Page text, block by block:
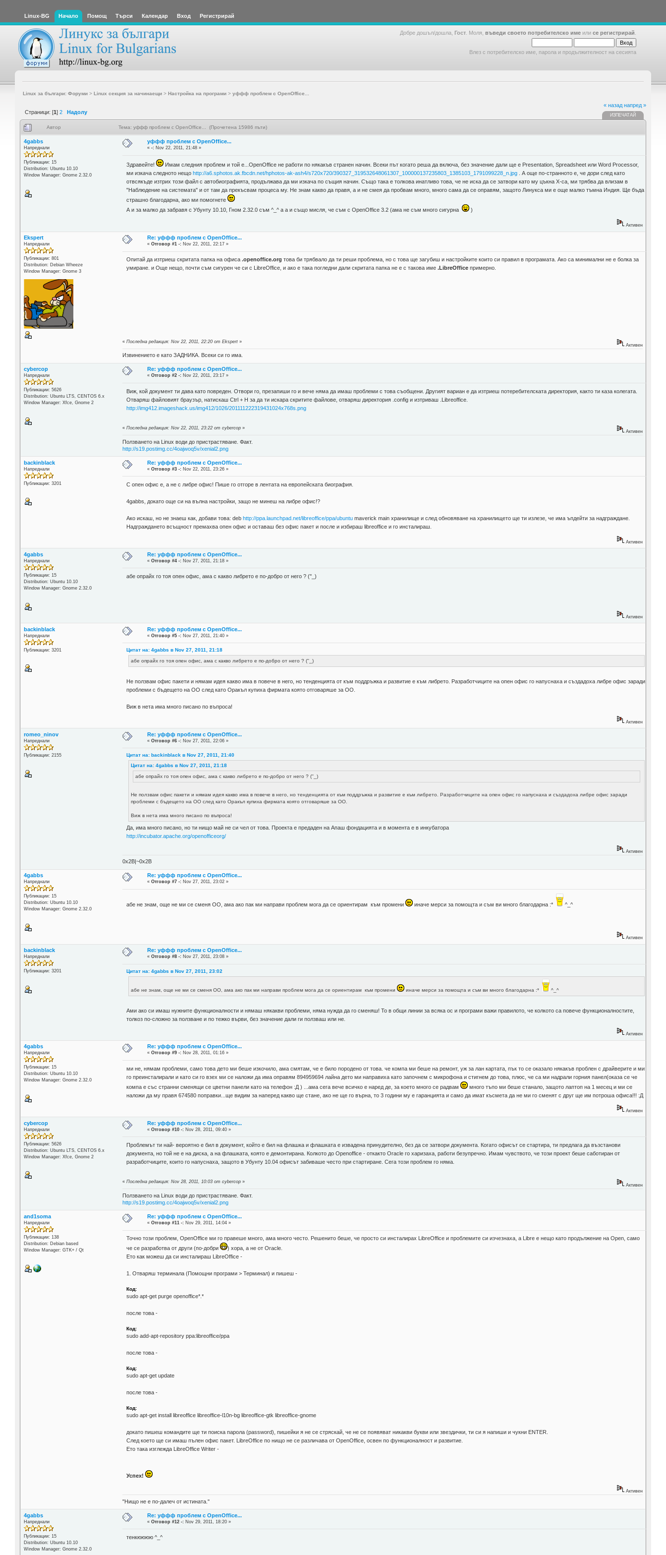
Linux-BG Начало Помощ Търси Календар Вход Регистрирай
Добре дошъл/дошла, Гост . Моля, въведи своето потребителско име или се регистрирай
Влез с потребителско име, парола и продължителност на сесията
Linux за българи: Форуми> Linux секция за начинаещи> Настройка на програми> уффф проблем с OpenOffice...
Страници: [1] 2 Надолу
« назад напред »
ИЗПЕЧАТАЙ
Автор Тема: уффф проблем с OpenOffice... (Прочетена 15986 пъти)
4gabbs
Напреднали
Публикации: 15
Distribution: Ubuntu 10.10
Window Manager: Gnome 2.32.0
уффф проблем с OpenOffice...
«-: Nov 22, 2011, 21:48 »
Здравейте!
Имам следния проблем и той е...OpenOffice не работи по някакъв странен начин. Всеки път когато реша да включа, без значение дали ще е Presentation, Spreadsheet или Word Processor,
ми изкача следното нещо http://a6.sphotos.ak.fbcdn.net/hphotos-ak-ash4/s720x720/390327_319532648061307_100000137235803_1385103_1791099228_n.jpg . А още по-странното е, че дори след като
отвсякъде изтрих този файл с автобиографията, продължава да ми изкача по същия начин. Също така е толкова инатливо това, че не иска да се затвори като му цъкна Х-са, ми трябва да влизам в
"Наблюдение на системата" и от там да прекъсвам процеса му. Не знам какво да правя, а и не смея да пробвам много, много сама да се оправям, защото Линукса ми е още малко тъмна Индия. Ще бъда
страшно благодарна, ако ми помогнете
А и за малко да забравя с Убунту 10.10, Гном 2.32.0 съм ^_^ а а и също мисля, че съм с OpenOffice 3.2 (ама не съм много сигурна
)
Активен
Ekspert
Напреднали
Публикации: 801
Distribution: Debian Wheeze
Window Manager: Gnome 3
Re: уффф проблем с OpenOffice...
«Отговор #1 -: Nov 22, 2011, 22:17 »
Опитай да изтриеш скритата папка на офиса.openoffice.org това би трябвало да ти реши проблема, но с това ще загубиш и настройките които си правил в програмата. Ако са минимални не е болка за
умиране. и Още нещо, почти съм сигурен че си с LibreOffice, и ако е така погледни дали скритата папка не е с такова име.LibreOffice примерно.
«Последна редакция: Nov 22, 2011, 22:20 от Ekspert »
Активен
Извинението е като ЗАДНИКА. Всеки си го има.
cybercop
Напреднали
Публикации: 5626
Distribution: Ubuntu LTS, CENTOS 6.x
Window Manager: Xfce, Gnome 2
Re: уффф проблем с OpenOffice...
«Отговор #2 -: Nov 22, 2011, 23:17 »
Виж, кой документ ти дава като повреден. Отвори го, презапиши го и вече няма да имаш проблеми с това съобщени. Другият вариан е да изтриеш потеребителската директория, както ти каза колегата.
Отваряш файловият браузър, натискаш Ctrl + H за да ти искара скритите файлове, отваряш директория .config и изтриваш .Libreoffice.
http://img412.imageshack.us/img412/1026/201111222319431024x768s.png
«Последна редакция: Nov 22, 2011, 23:22 от cybercop »
Активен
Ползването на Linux води до пристрастяване. Факт.
http://s19.postimg.cc/4oajwoq5v/xenial2.png
backinblack
Напреднали
Публикации: 3201
Re: уффф проблем с OpenOffice...
«Отговор #3 -: Nov 22, 2011, 23:26 »
С опен офис е, а не с либре офис! Пише го отгоре в лентата на европейската биография.
4gabbs, докато още си на вълна настройки, защо не минеш на либре офис!?
Ако искаш, но не знаеш как, добави това: debhttp://ppa.launchpad.net/libreoffice/ppa/ubuntu maverick main хранилище и след обновяване на хранилището ще ти излезе, че има ъпдейти за надграждане.
Надграждането всъщност премахва опен офис и оставаш без офис пакет и после и избираш libreoffice и го инсталираш.
Активен
4gabbs
Напреднали
Публикации: 15
Distribution: Ubuntu 10.10
Window Manager: Gnome 2.32.0
Re: уффф проблем с OpenOffice...
«Отговор #4 -: Nov 27, 2011, 21:18 »
абе опрайх го тоя опен офис, ама с какво либрето е по-добро от него ? (''_)
Активен
backinblack
Напреднали
Публикации: 3201
Re: уффф проблем с OpenOffice...
«Отговор #5 -: Nov 27, 2011, 21:40 »
Цитат на: 4gabbs в Nov 27, 2011, 21:18
абе опрайх го тоя опен офис, ама с какво либрето е по-добро от него ? (''_)
Не ползвам офис пакети и нямам идея какво има в повече в него, но тенденцията от към поддръжка и развитие е към либрето. Разработчиците на опен офис го напуснаха и създадоха либре офис заради
проблеми с бъдещето на ОО след като Оракъл купиха фирмата която отговаряше за ОО.
Виж в нета има много писано по въпроса!
Активен
romeo_ninov
Напреднали
Публикации: 2155
Re: уффф проблем с OpenOffice...
«Отговор #6 -: Nov 27, 2011, 22:06 »
Цитат на: backinblack в Nov 27, 2011, 21:40
Цитат на: 4gabbs в Nov 27, 2011, 21:18
абе опрайх го тоя опен офис, ама с какво либрето е по-добро от него ? (''_)
Не ползвам офис пакети и нямам идея какво има в повече в него, но тенденцията от към поддръжка и развитие е към либрето. Разработчиците на опен офис го напуснаха и създадоха либре офис заради
проблеми с бъдещето на ОО след като Оракъл купиха фирмата която отговаряше за ОО.
Виж в нета има много писано по въпроса!
Да, има много писано, но ти нищо май не си чел от това. Проекта е предаден на Апаш фондацията и в момента е в инкубатора
http://incubator.apache.org/openofficeorg/
Активен
0x2B|~0x2B
4gabbs
Напреднали
Публикации: 15
Distribution: Ubuntu 10.10
Window Manager: Gnome 2.32.0
Re: уффф проблем с OpenOffice...
«Отговор #7 -: Nov 27, 2011, 23:02 »
абе не знам, още не ми се сменя ОО, ама ако пак ми направи проблем мога да се ориентирам към промени иначе мерси за помощта и съм ви много благодарна :* ^_^
Активен
backinblack
Напреднали
Публикации: 3201
Re: уффф проблем с OpenOffice...
«Отговор #8 -: Nov 27, 2011, 23:08 »
Цитат на: 4gabbs в Nov 27, 2011, 23:02
абе не знам, още не ми се сменя ОО, ама ако пак ми направи проблем мога да се ориентирам към промени иначе мерси за помощта и съм ви много благодарна :* ^_^
Ами ако си имаш нужните функционалности и нямаш някакви проблеми, няма нужда да го сменяш! То в общи линии за всяка ос и програми важи правилото, че колкото са повече функционалностите,
толкоз по-сложно за ползване и по тежко върви, без значение дали ги ползваш или не.
Активен
4gabbs
Напреднали
Публикации: 15
Distribution: Ubuntu 10.10
Window Manager: Gnome 2.32.0
Re: уффф проблем с OpenOffice...
«Отговор #9 -: Nov 28, 2011, 01:16 »
ми не, нямам проблеми, само това дето ми беше изкочило, ама смятам, че е било породено от това. че компа ми беше на ремонт, уж за лан картата, пък то се оказало някакъв проблен с драйверите и ми
го преинсталирали и като си го взех ми се наложи да има оправям 894959694 лайна дето ми направиха като започнем с микрофона и стигнем до това, плюс, че са ми надрали горния панел(оказа се че
компа е със странни сменящи се цветни панели като на телефон :Д ) ...ама сега вече всичко е наред де, за което много се радвам
много тъпо ми беше станало, защото лаптоп на 1 месец и ми се
наложи да му правя 674580 поправки...ще видим за наперед какво ще стане, ако не ще го върна, то 3 години му е гаранцията и само да имат късмета да не ми го сменят с друг ще им потроша офиса!!! :Д
Активен
cybercop
Напреднали
Публикации: 5626
Distribution: Ubuntu LTS, CENTOS 6.x
Window Manager: Xfce, Gnome 2
Re: уффф проблем с OpenOffice...
«Отговор #10 -: Nov 28, 2011, 09:40 »
Проблемът ти най- вероятно е бил в документ, който е бил на флашка и флашката е извадена принудително, без да се затвори документа. Когато офисът се стартира, ти предлага да възстанови
документа, но той не е на диска, а на флашката, която е демонтирана. Колкото до Openoffice - откакто Oracle го харизаха, работи безупречно. Имам чувството, че този проект беше саботиран от
разработчиците, които го напуснаха, защото в Убунту 10.04 офисът забиваше често при стартиране. Сега този проблем го няма.
«Последна редакция: Nov 28, 2011, 10:03 от cybercop »
Активен
Ползването на Linux води до пристрастяване. Факт.
http://s19.postimg.cc/4oajwoq5v/xenial2.png
and1soma
Напреднали
Публикации: 138
Distribution: Debian based
Window Manager: GTK+ / Qt
Re: уффф проблем с OpenOffice...
«Отговор #11 -: Nov 29, 2011, 14:04 »
Точно този проблем, OpenOffice ми го правеше много, ама много често. Решенито беше, че просто си инсталирах LibreOffice и проблемите си изчезнаха, а Libre е нещо като продължение на Open, само
че се разработва от други (по-добри
) хора, а не от Oracle.
Ето как можеш да си инсталираш LibreOffice -
1. Отваряш терминала (Помощни програми > Терминал) и пишеш -
Код:
sudo apt-get purge openoffice*.*
после това -
Код:
sudo add-apt-repository ppa:libreoffice/ppa
после това -
Код:
sudo apt-get update
после това -
Код:
sudo apt-get install libreoffice libreoffice-l10n-bg libreoffice-gtk libreoffice-gnome
докато пишеш командите ще ти поиска парола (password), пишейки я не се стряскай, че не се появяват никакви букви или звездички, ти си я напиши и чукни ENTER.
След което ще си имаш пълен офис пакет. LibreOffice по нищо не се различава от OpenOffice, освен по функционалност и развитие.
Ето така изглежда LibreOffice Writer -
Успех!
Активен
"Нищо не е по-далеч от истината."
4gabbs
Напреднали
Публикации: 15
Distribution: Ubuntu 10.10
Window Manager: Gnome 2.32.0
Re: уффф проблем с OpenOffice...
«Отговор #12 -: Nov 29, 2011, 18:20 »
тенкюююю ^_^